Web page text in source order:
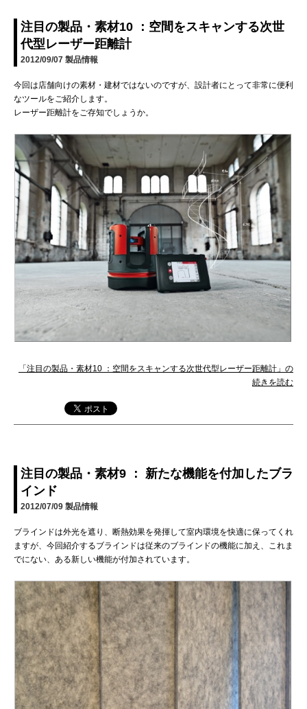
注目の製品・素材10 ：空間をスキャンする次世
代型レーザー距離計
2012/09/07 製品情報
今回は店舗向けの素材・建材ではないのですが、設計者にとって非常に便利
なツールをご紹介します。
レーザー距離計をご存知でしょうか。
「注目の製品・素材10 ：空間をスキャンする次世代型レーザー距離計」の
続きを読む
注目の製品・素材9 ： 新たな機能を付加したブラ
インド
2012/07/09 製品情報
ブラインドは外光を遮り、断熱効果を発揮して室内環境を快適に保ってくれ
ますが、今回紹介するブラインドは従来のブラインドの機能に加え、これま
でにない、ある新しい機能が付加されています。